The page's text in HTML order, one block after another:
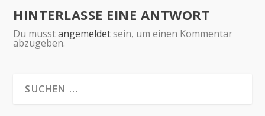
HINTERLASSE EINE ANTWORT
Du musstangemeldetsein, um einen Kommentar
abzugeben.